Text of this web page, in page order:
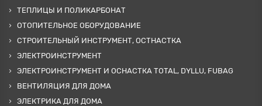
ТЕПЛИЦЫ И ПОЛИКАРБОНАТ
ОТОПИТЕЛЬНОЕ ОБОРУДОВАНИЕ
СТРОИТЕЛЬНЫЙ ИНСТРУМЕНТ, ОСТНАСТКА
ЭЛЕКТРОИНСТРУМЕНТ
ЭЛЕКТРОИНСТРУМЕНТ И ОСНАСТКА TOTAL, DYLLU, FUBAG
ВЕНТИЛЯЦИЯ ДЛЯ ДОМА
ЭЛЕКТРИКА ДЛЯ ДОМА